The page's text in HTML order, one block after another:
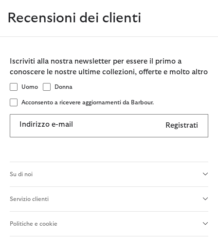
Recensioni dei clienti
Iscriviti alla nostra newsletter per essere il primo a
conoscere le nostre ultime collezioni, offerte e molto altro
Uomo Donna
Acconsento a ricevere aggiornamenti da Barbour.
Indirizzo e-mail Registrati
Su di noi
Servizio clienti
Politiche e cookie